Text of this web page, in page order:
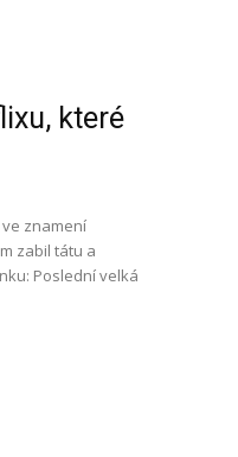
které
znamení
zabil tátu a
Poslední velká